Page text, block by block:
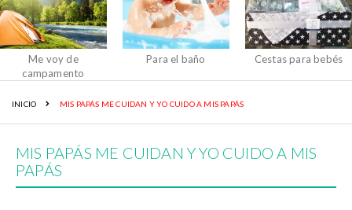
Me voy de
campamento
Para el baño Cestas para bebés
INICIO MIS PAPÁS ME CUIDAN Y YO CUIDO A MIS PAPÁS
MIS PAPÁS ME CUIDAN Y YO CUIDO A MIS
PAPÁS